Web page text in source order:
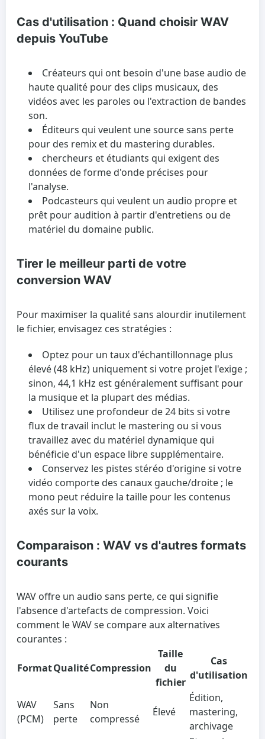
Cas d'utilisation : Quand choisir WAV
depuis YouTube
Créateurs qui ont besoin d'une base audio de
haute qualité pour des clips musicaux, des
vidéos avec les paroles ou l'extraction de bandes
son.
Éditeurs qui veulent une source sans perte
pour des remix et du mastering durables.
chercheurs et étudiants qui exigent des
données de forme d'onde précises pour
l'analyse.
Podcasteurs qui veulent un audio propre et
prêt pour audition à partir d'entretiens ou de
matériel du domaine public.
Tirer le meilleur parti de votre
conversion WAV
Pour maximiser la qualité sans alourdir inutilement
le fichier, envisagez ces stratégies :
Optez pour un taux d'échantillonnage plus
élevé (48 kHz) uniquement si votre projet l'exige ;
sinon, 44,1 kHz est généralement suffisant pour
la musique et la plupart des médias.
Utilisez une profondeur de 24 bits si votre
flux de travail inclut le mastering ou si vous
travaillez avec du matériel dynamique qui
bénéficie d'un espace libre supplémentaire.
Conservez les pistes stéréo d'origine si votre
vidéo comporte des canaux gauche/droite ; le
mono peut réduire la taille pour les contenus
axés sur la voix.
Comparaison : WAV vs d'autres formats
courants
WAV offre un audio sans perte, ce qui signifie
l'absence d'artefacts de compression. Voici
comment le WAV se compare aux alternatives
courantes :
FormatQualitéCompression
Taille
du
fichier
Cas
d'utilisation
WAV
(PCM)
Sans
perte
Non
compressé
Élevé
Édition,
mastering,
archivage